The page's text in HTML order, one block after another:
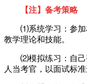
【注】备考策略
⑴系统学习：参加
教学理论和技能。
⑵模拟练习：自己
人当考官，以面试标准